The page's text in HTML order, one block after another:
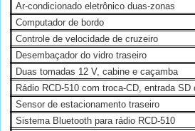
Ar-condicionado eletrônico duas-zonas
Computador de bordo
Controle de velocidade de cruzeiro
Desembaçador do vidro traseiro
Duas tomadas 12 V, cabine e caçamba
Rádio RCD-510 com troca-CD, entrada SD
Sensor de estacionamento traseiro
Sistema Bluetooth para rádio RCD-510